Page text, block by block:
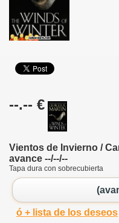
--.-- €
Vientos de Invierno /
avance --/--/--
Tapa dura con sobrecubierta
ó + lista de los deseos